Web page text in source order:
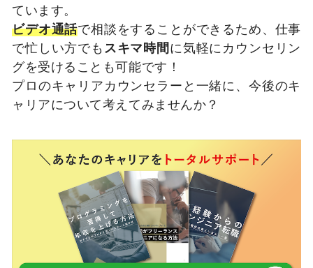
ています。
ビデオ通話で相談をすることができるため、仕事
で忙しい方でも スキマ時間に気軽にカウンセリン
グを受けることも可能です！
プロのキャリアカウンセラーと一緒に、今後のキ
ャリアについて考えてみませんか？